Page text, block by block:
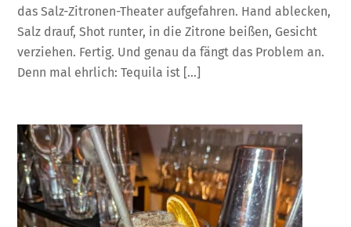
das Salz-Zitronen-Theater aufgefahren. Hand ablecken,
Salz drauf, Shot runter, in die Zitrone beißen, Gesicht
verziehen. Fertig. Und genau da fängt das Problem an.
Denn mal ehrlich: Tequila ist […]